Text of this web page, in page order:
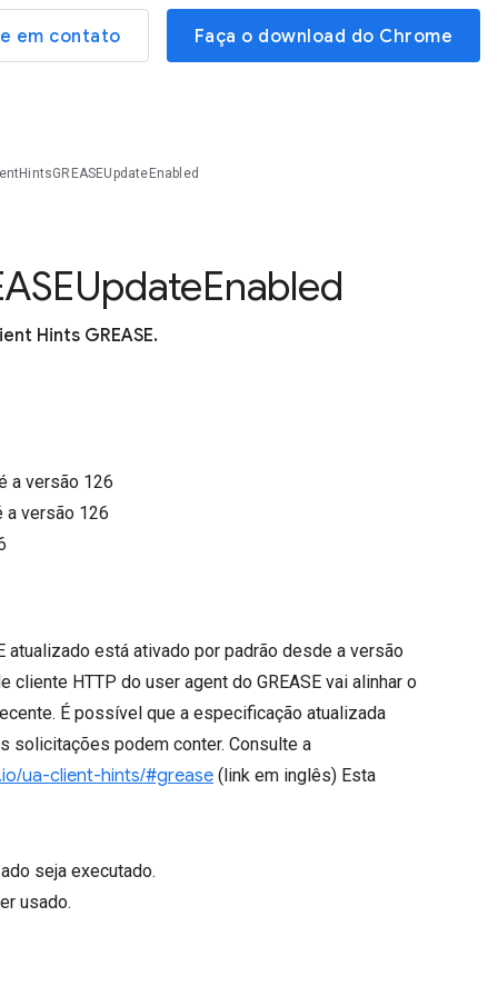
em contato Faça o download do Chrome
ASEUpdateEnabled
Hints GREASE.
a versão 126
a versão 126
atualizado está ativado por padrão desde a versão
HTTP do user agent do GREASE vai alinhar o
É possível que a especificação atualizada
solicitações podem conter. Consulte a
ua-client-hints/#grease (link em inglês) Esta
seja executado.
usado.